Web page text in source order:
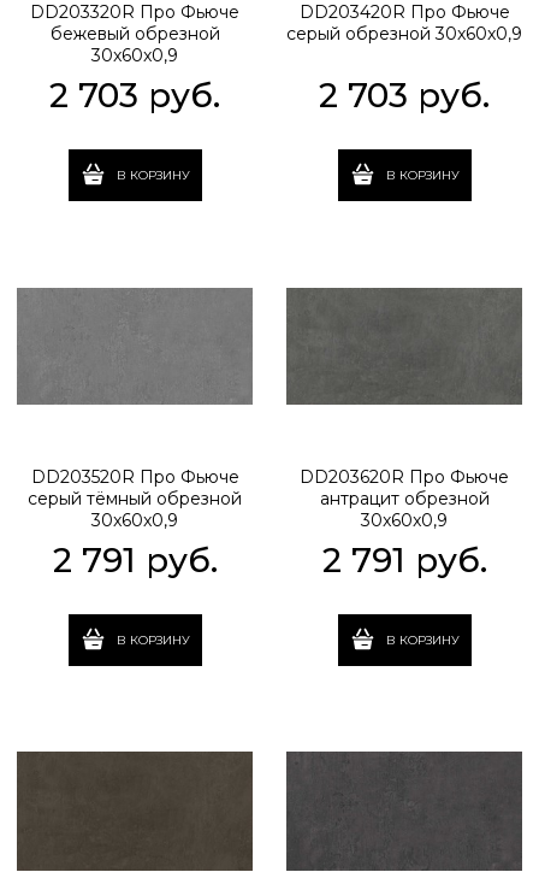
DD203320R Про Фьюче
бежевый обрезной
30x60x0,9
2 703 руб.
В КОРЗИНУ
DD203420R Про Фьюче
серый обрезной 30x60x0,9
2 703 руб.
В КОРЗИНУ
DD203520R Про Фьюче
серый тёмный обрезной
30x60x0,9
2 791 руб.
В КОРЗИНУ
DD203620R Про Фьюче
антрацит обрезной
30x60x0,9
2 791 руб.
В КОРЗИНУ